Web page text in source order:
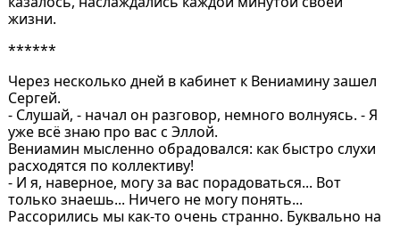
жизни.
******
Через несколько дней в кабинет к Вениамину зашел
Сергей.
- Слушай, - начал он разговор, немного волнуясь. - Я
уже всё знаю про вас с Эллой.
Вениамин мысленно обрадовался: как быстро слухи
расходятся по коллективу!
- И я, наверное, могу за вас порадоваться... Вот
только знаешь... Ничего не могу понять...
Рассорились мы как-то очень странно. Буквально на